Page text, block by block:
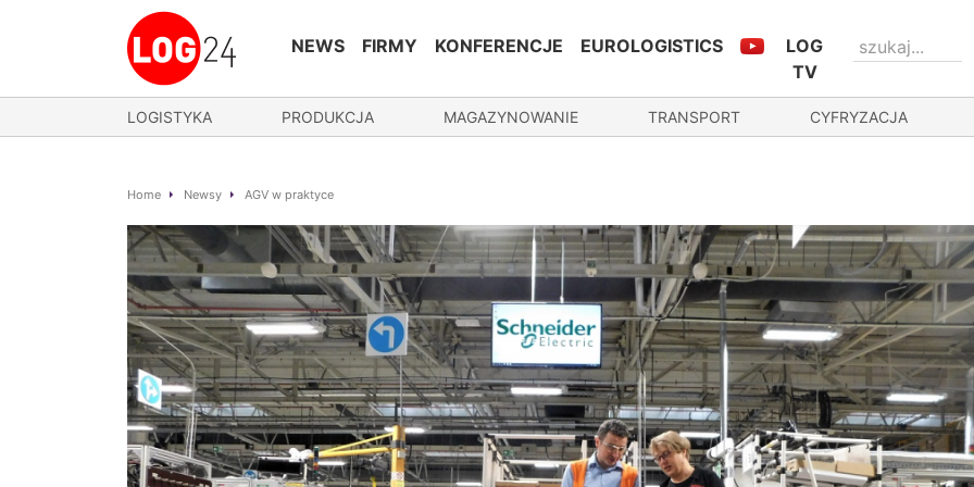
NEWS FIRMY KONFERENCJE EUROLOGISTICS
LOG
TV
LOGISTYKA PRODUKCJA MAGAZYNOWANIE TRANSPORT CYFRYZACJA
Home Newsy AGV w praktyce